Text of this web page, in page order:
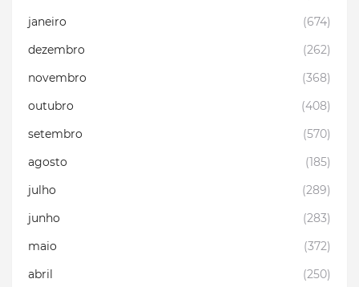
janeiro
(674)
dezembro
(262)
novembro
(368)
outubro
(408)
setembro
(570)
agosto
(185)
julho
(289)
junho
(283)
maio
(372)
abril
(250)